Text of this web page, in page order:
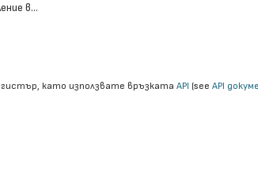
в...
като използвате връзката API (see API